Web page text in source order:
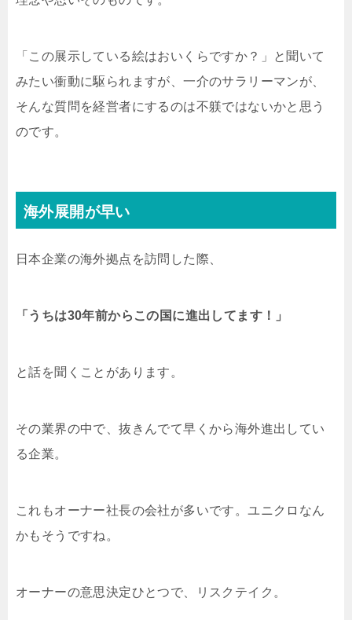
「この展示している絵はおいくらですか？」と聞いて
みたい衝動に駆られますが、一介のサラリーマンが、
そんな質問を経営者にするのは不躾ではないかと思う
のです。
海外展開が早い
日本企業の海外拠点を訪問した際、
「うちは30年前からこの国に進出してます！」
と話を聞くことがあります。
その業界の中で、抜きんでて早くから海外進出してい
る企業。
これもオーナー社長の会社が多いです。ユニクロなん
かもそうですね。
オーナーの意思決定ひとつで、リスクテイク。